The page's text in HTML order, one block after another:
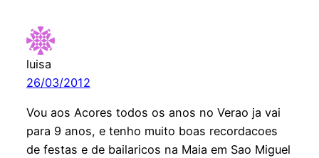
luisa
26/03/2012
Vou aos Acores todos os anos no Verao ja vai
para 9 anos, e tenho muito boas recordacoes
de festas e de bailaricos na Maia em Sao Miguel